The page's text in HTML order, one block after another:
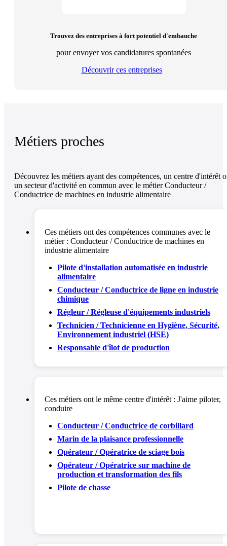
Trouvez des entreprises à fort potentiel d'embauche
pour envoyer vos candidatures spontanées
Découvrir ces entreprises
Métiers proches
Découvrez les métiers ayant des compétences, un centre d'intérêt
un secteur d'activité en commun avec le métier Conducteur /
Conductrice de machines en industrie alimentaire
Ces métiers ont des compétences communes avec le
métier : Conducteur / Conductrice de machines en
industrie alimentaire
Pilote d'installation automatisée en industrie
alimentaire
Conducteur / Conductrice de ligne en industrie
chimique
Régleur / Régleuse d'équipements industriels
Technicien / Technicienne en Hygiène, Sécurité,
Environnement industriel (HSE)
Responsable d'îlot de production
Ces métiers ont le même centre d'intérêt : J'aime piloter,
conduire
Conducteur / Conductrice de corbillard
Marin de la plaisance professionnelle
Opérateur / Opératrice de sciage bois
Opérateur / Opératrice sur machine de
production et transformation des fils
Pilote de chasse